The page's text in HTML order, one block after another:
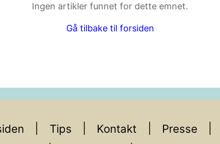
Ingen artikler funnet for dette emnet.
Gå tilbake til forsiden
Tips Kontakt Presse